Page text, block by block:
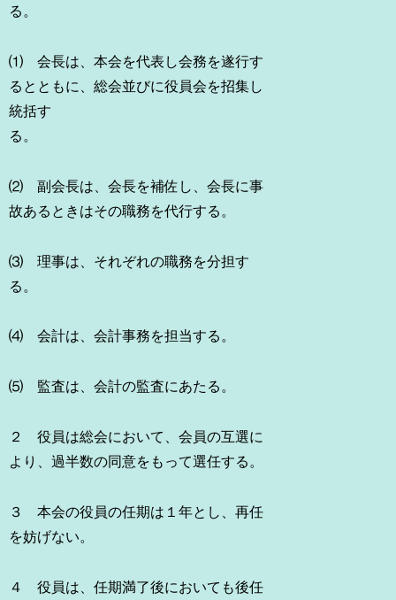
る。
⑴ 会長は、本会を代表し会務を遂行す
るとともに、総会並びに役員会を招集し
統括す
る。
⑵ 副会長は、会長を補佐し、会長に事
故あるときはその職務を代行する。
⑶ 理事は、それぞれの職務を分担す
る。
⑷ 会計は、会計事務を担当する。
⑸ 監査は、会計の監査にあたる。
２ 役員は総会において、会員の互選に
より、過半数の同意をもって選任する。
３ 本会の役員の任期は１年とし、再任
を妨げない。
４ 役員は、任期満了後においても後任